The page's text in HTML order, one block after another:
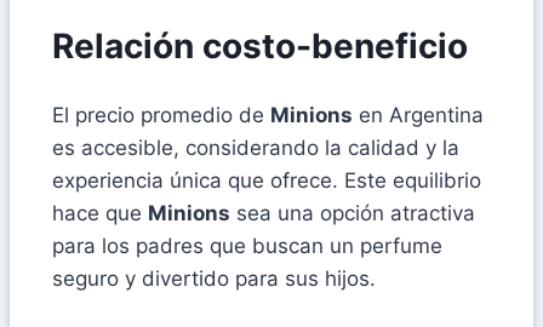
Relación costo-beneficio
El precio promedio de Minions en Argentina
es accesible, considerando la calidad y la
experiencia única que ofrece. Este equilibrio
hace que Minions sea una opción atractiva
para los padres que buscan un perfume
seguro y divertido para sus hijos.